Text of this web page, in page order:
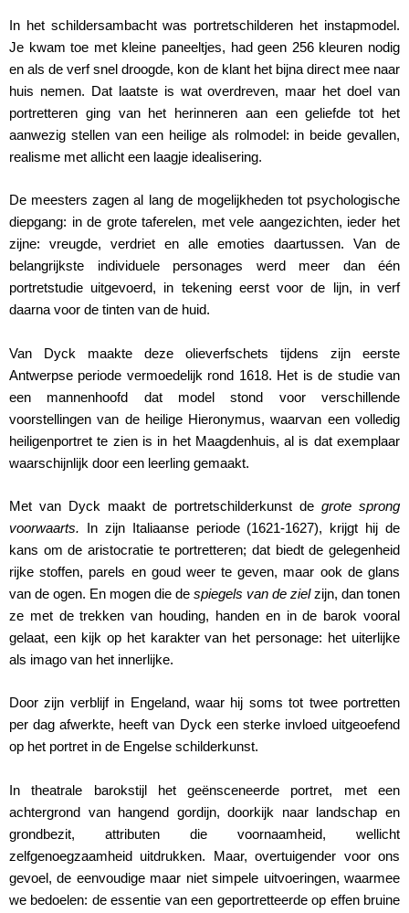
In het schildersambacht was portretschilderen het instapmodel.
Je kwam toe met kleine paneeltjes, had geen 256 kleuren nodig
en als de verf snel droogde, kon de klant het bijna direct mee naar
huis nemen. Dat laatste is wat overdreven, maar het doel van
portretteren ging van het herinneren aan een geliefde tot het
aanwezig stellen van een heilige als rolmodel: in beide gevallen,
realisme met allicht een laagje idealisering.
De meesters zagen al lang de mogelijkheden tot psychologische
diepgang: in de grote taferelen, met vele aangezichten, ieder het
zijne: vreugde, verdriet en alle emoties daartussen. Van de
belangrijkste individuele personages werd meer dan één
portretstudie uitgevoerd, in tekening eerst voor de lijn, in verf
daarna voor de tinten van de huid.
Van Dyck maakte deze olieverfschets tijdens zijn eerste
Antwerpse periode vermoedelijk rond 1618. Het is de studie van
een mannenhoofd dat model stond voor verschillende
voorstellingen van de heilige Hieronymus, waarvan een volledig
heiligenportret te zien is in het Maagdenhuis, al is dat exemplaar
waarschijnlijk door een leerling gemaakt.
Met van Dyck maakt de portretschilderkunst de grote sprong
voorwaarts. In zijn Italiaanse periode (1621-1627), krijgt hij de
kans om de aristocratie te portretteren; dat biedt de gelegenheid
rijke stoffen, parels en goud weer te geven, maar ook de glans
van de ogen. En mogen die de spiegels van de zielzijn, dan tonen
ze met de trekken van houding, handen en in de barok vooral
gelaat, een kijk op het karakter van het personage: het uiterlijke
als imago van het innerlijke.
Door zijn verblijf in Engeland, waar hij soms tot twee portretten
per dag afwerkte, heeft van Dyck een sterke invloed uitgeoefend
op het portret in de Engelse schilderkunst.
In theatrale barokstijl het geënsceneerde portret, met een
achtergrond van hangend gordijn, doorkijk naar landschap en
grondbezit, attributen die voornaamheid, wellicht
zelfgenoegzaamheid uitdrukken. Maar, overtuigender voor ons
gevoel, de eenvoudige maar niet simpele uitvoeringen, waarmee
we bedoelen: de essentie van een geportretteerde op effen bruine